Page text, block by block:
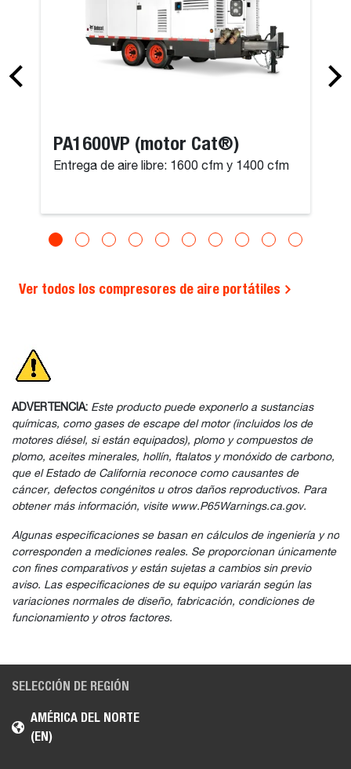
PA1600VP (motor Cat®)
Entrega de aire libre: 1600 cfm y 1400 cfm
Ver todos los compresores de aire portátiles
ADVERTENCIA: Este producto puede exponerlo a sustancias
químicas, como gases de escape del motor (incluidos los de
motores diésel, si están equipados), plomo y compuestos de
plomo, aceites minerales, hollín, ftalatos y monóxido de carbono,
que el Estado de California reconoce como causantes de
cáncer, defectos congénitos u otros daños reproductivos. Para
obtener más información, visite www.P65Warnings.ca.gov.
Algunas especificaciones se basan en cálculos de ingeniería y no
corresponden a mediciones reales. Se proporcionan únicamente
con fines comparativos y están sujetas a cambios sin previo
aviso. Las especificaciones de su equipo variarán según las
variaciones normales de diseño, fabricación, condiciones de
funcionamiento y otros factores.
SELECCIÓN DE REGIÓN
AMÉRICA DEL NORTE
(EN)